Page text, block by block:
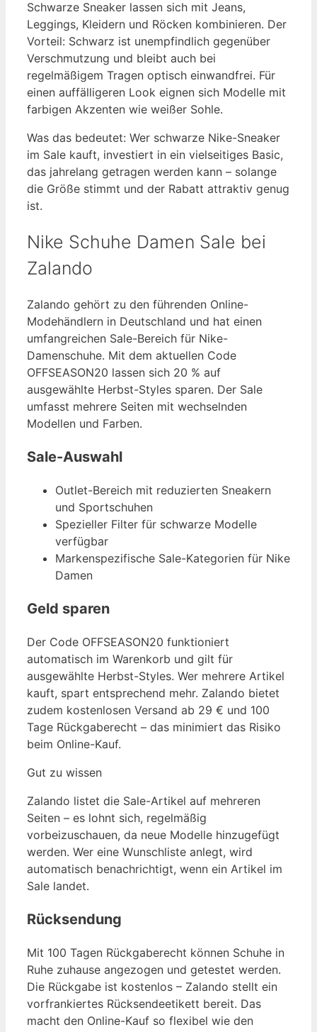
Schwarze Sneaker lassen sich mit Jeans,
Leggings, Kleidern und Röcken kombinieren. Der
Vorteil: Schwarz ist unempfindlich gegenüber
Verschmutzung und bleibt auch bei
regelmäßigem Tragen optisch einwandfrei. Für
einen auffälligeren Look eignen sich Modelle mit
farbigen Akzenten wie weißer Sohle.
Was das bedeutet: Wer schwarze Nike-Sneaker
im Sale kauft, investiert in ein vielseitiges Basic,
das jahrelang getragen werden kann – solange
die Größe stimmt und der Rabatt attraktiv genug
ist.
Nike Schuhe Damen Sale bei
Zalando
Zalando gehört zu den führenden Online-
Modehändlern in Deutschland und hat einen
umfangreichen Sale-Bereich für Nike-
Damenschuhe. Mit dem aktuellen Code
OFFSEASON20 lassen sich 20 % auf
ausgewählte Herbst-Styles sparen. Der Sale
umfasst mehrere Seiten mit wechselnden
Modellen und Farben.
Sale-Auswahl
Outlet-Bereich mit reduzierten Sneakern
und Sportschuhen
Spezieller Filter für schwarze Modelle
verfügbar
Markenspezifische Sale-Kategorien für Nike
Damen
Geld sparen
Der Code OFFSEASON20 funktioniert
automatisch im Warenkorb und gilt für
ausgewählte Herbst-Styles. Wer mehrere Artikel
kauft, spart entsprechend mehr. Zalando bietet
zudem kostenlosen Versand ab 29 € und 100
Tage Rückgaberecht – das minimiert das Risiko
beim Online-Kauf.
Gut zu wissen
Zalando listet die Sale-Artikel auf mehreren
Seiten – es lohnt sich, regelmäßig
vorbeizuschauen, da neue Modelle hinzugefügt
werden. Wer eine Wunschliste anlegt, wird
automatisch benachrichtigt, wenn ein Artikel im
Sale landet.
Rücksendung
Mit 100 Tagen Rückgaberecht können Schuhe in
Ruhe zuhause angezogen und getestet werden.
Die Rückgabe ist kostenlos – Zalando stellt ein
vorfrankiertes Rücksendeetikett bereit. Das
macht den Online-Kauf so flexibel wie den